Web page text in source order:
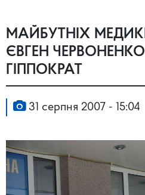
МАЙБУТНІХ
ЄВГЕН
ГІППОКРАТ
31 серпня 2007 - 15:04